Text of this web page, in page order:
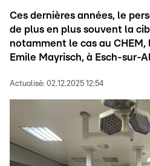
Ces dernières années, le
de plus en plus souvent la
notamment le cas au
Emile Mayrisch, à Esch-sur-
Actualisé: 02.12.2025 12:54